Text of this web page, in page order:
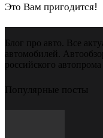
Это Вам пригодится!
Блог про авто. Все
автомобилей.
российского
Популярные посты